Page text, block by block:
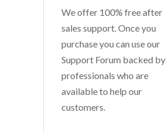
We offer 100% free after
sales support. Once you
purchase you can use our
Support Forum backed by
professionals who are
available to help our
customers.